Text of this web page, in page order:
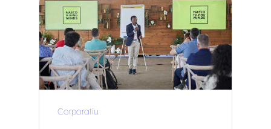
Corporatiu